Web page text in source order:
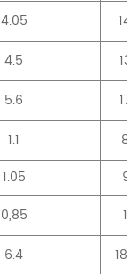
4.05
4.5
5.6
1.1
1.05
0,85
6.4